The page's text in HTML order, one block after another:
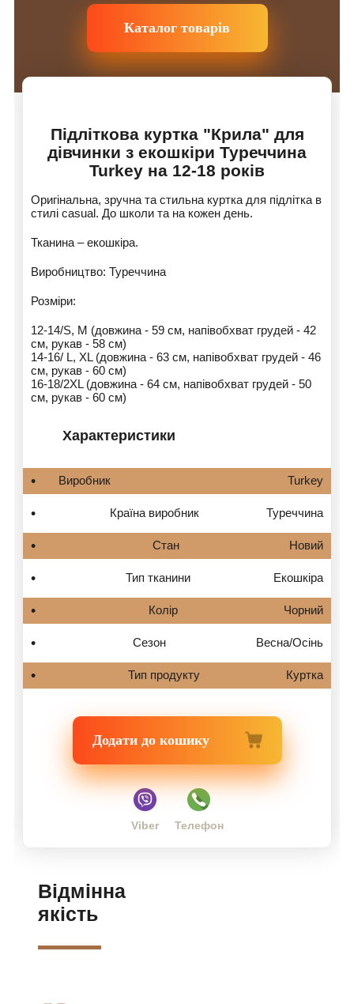
Каталог товарів
Підліткова куртка "Крила" для
дівчинки з екошкіри Туреччина
Turkey на 12-18 років
Оригінальна, зручна та стильна куртка для підлітка в
стилі casual. До школи та на кожен день.
Тканина – екошкіра.
Виробництво: Туреччина
Розміри:
12-14/S, M (довжина - 59 см, напівобхват грудей - 42
см, рукав - 58 см)
14-16/ L, XL (довжина - 63 см, напівобхват грудей - 46
см, рукав - 60 см)
16-18/2XL (довжина - 64 см, напівобхват грудей - 50
см, рукав - 60 см)
Характеристики
Виробник Turkey
Країна виробник Туреччина
Стан Новий
Тип тканини Екошкіра
Колір Чорний
Сезон Весна/Осінь
Тип продукту Куртка
Додати до кошику
Viber Телефон
Відмінна
якість